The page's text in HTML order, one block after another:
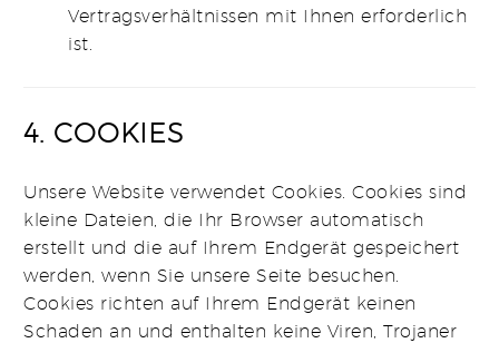
Vertragsverhältnissen mit Ihnen erforderlich
ist.
4. COOKIES
Unsere Website verwendet Cookies. Cookies sind
kleine Dateien, die Ihr Browser automatisch
erstellt und die auf Ihrem Endgerät gespeichert
werden, wenn Sie unsere Seite besuchen.
Cookies richten auf Ihrem Endgerät keinen
Schaden an und enthalten keine Viren, Trojaner